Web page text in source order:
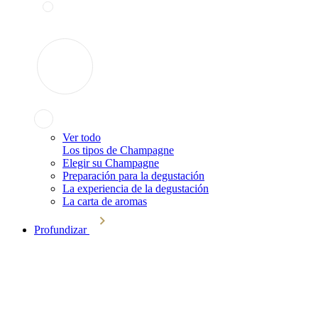
Ver todo
Los tipos de Champagne
Elegir su Champagne
Preparación para la degustación
La experiencia de la degustación
La carta de aromas
Profundizar